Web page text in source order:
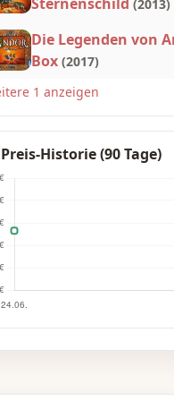
(2013)
Die Legenden von
Box (2017)
1 anzeigen
Preis-Historie (90 Tage)